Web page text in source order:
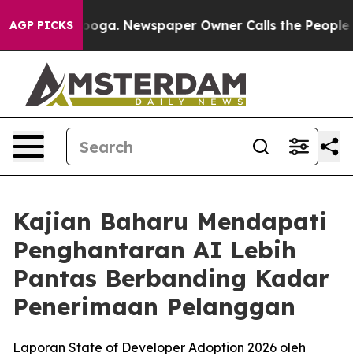
AGP PICKS Newspaper Owner Calls the People
Kajian Baharu Mendapati
Penghantaran AI Lebih
Pantas Berbanding Kadar
Penerimaan Pelanggan
Laporan State of Developer Adoption 2026 oleh